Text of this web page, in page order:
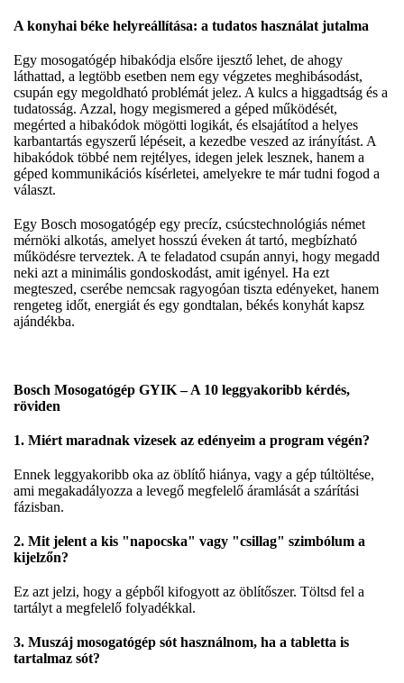
A konyhai béke helyreállítása: a tudatos használat jutalma
Egy mosogatógép hibakódja elsőre ijesztő lehet, de ahogy
láthattad, a legtöbb esetben nem egy végzetes meghibásodást,
csupán egy megoldható problémát jelez. A kulcs a higgadtság és a
tudatosság. Azzal, hogy megismered a géped működését,
megérted a hibakódok mögötti logikát, és elsajátítod a helyes
karbantartás egyszerű lépéseit, a kezedbe veszed az irányítást. A
hibakódok többé nem rejtélyes, idegen jelek lesznek, hanem a
géped kommunikációs kísérletei, amelyekre te már tudni fogod a
választ.
Egy Bosch mosogatógép egy precíz, csúcstechnológiás német
mérnöki alkotás, amelyet hosszú éveken át tartó, megbízható
működésre terveztek. A te feladatod csupán annyi, hogy megadd
neki azt a minimális gondoskodást, amit igényel. Ha ezt
megteszed, cserébe nemcsak ragyogóan tiszta edényeket, hanem
rengeteg időt, energiát és egy gondtalan, békés konyhát kapsz
ajándékba.
Bosch Mosogatógép GYIK – A 10 leggyakoribb kérdés,
röviden
1. Miért maradnak vizesek az edényeim a program végén?
Ennek leggyakoribb oka az öblítő hiánya, vagy a gép túltöltése,
ami megakadályozza a levegő megfelelő áramlását a szárítási
fázisban.
2. Mit jelent a kis "napocska" vagy "csillag" szimbólum a
kijelzőn?
Ez azt jelzi, hogy a gépből kifogyott az öblítőszer. Töltsd fel a
tartályt a megfelelő folyadékkal.
3. Muszáj mosogatógép sót használnom, ha a tabletta is
tartalmaz sót?